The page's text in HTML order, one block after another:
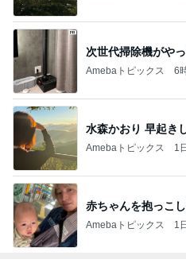
次世代掃除機がや
Amebaトピックス 6
水森かおり 早起き
Amebaトピックス 1
赤ちゃんを抱っこ
Amebaトピックス 1